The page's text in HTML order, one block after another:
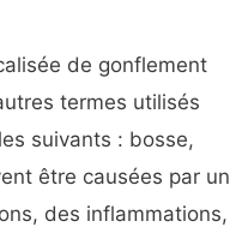
de gonflement
termes utilisés
suivants : bosse,
être causées par un
des inflammations,